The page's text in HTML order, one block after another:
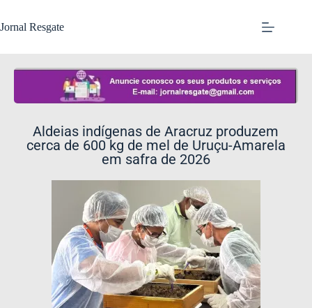
Jornal Resgate
Aldeias indígenas de Aracruz produzem
cerca de 600 kg de mel de Uruçu-Amarela
em safra de 2026